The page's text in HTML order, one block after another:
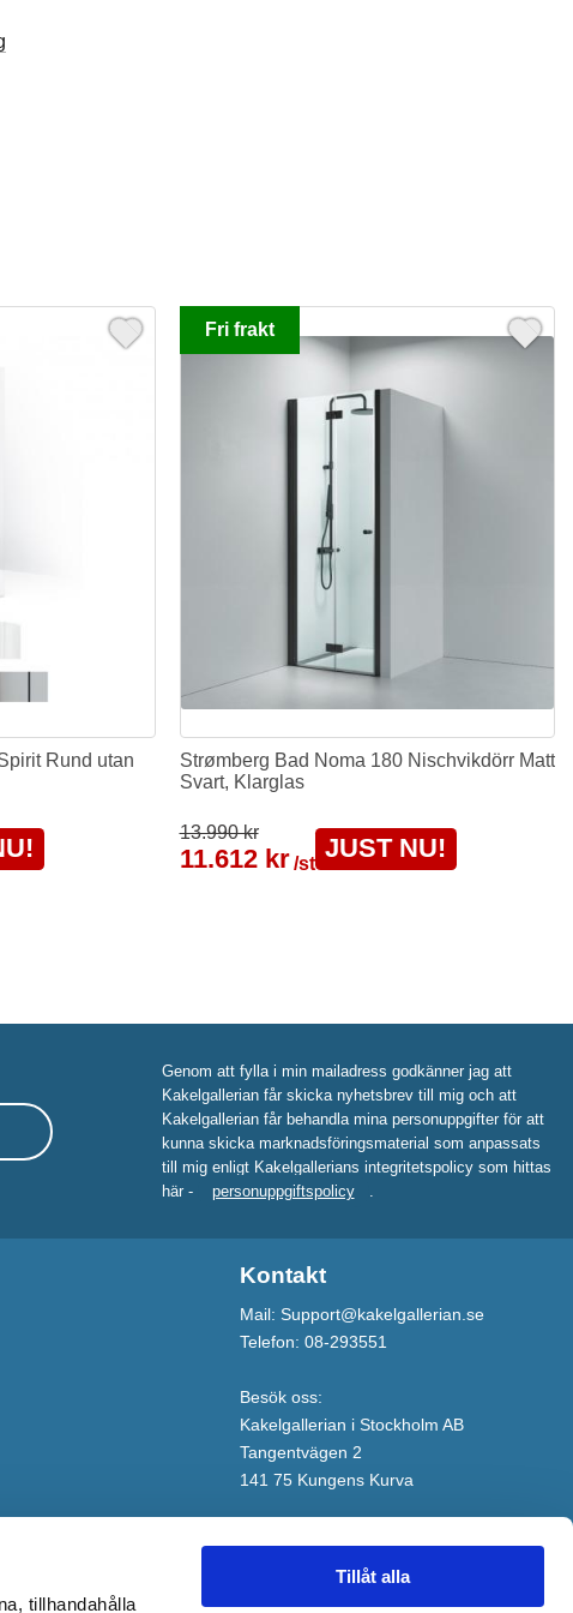
tillhandahålla
Tillåt alla
Rund utan
Strømberg Bad Noma 180 Nischvikdörr Matt
Svart, Klarglas
13.990 kr
11.612 kr /st
JUST NU!
Fri frakt
Genom att fylla i min mailadress godkänner jag att
Kakelgallerian får skicka nyhetsbrev till mig och att
Kakelgallerian får behandla mina personuppgifter för att
kunna skicka marknadsföringsmaterial som anpassats
till mig enligt Kakelgallerians integritetspolicy som hittas
här -
personuppgiftspolicy
Kontakt
Mail: Support@kakelgallerian.se
Telefon: 08-293551
Besök oss:
Kakelgallerian i Stockholm AB
Tangentvägen 2
141 75 Kungens Kurva